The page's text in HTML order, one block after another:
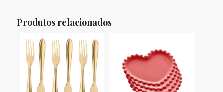
Produtos relacionados